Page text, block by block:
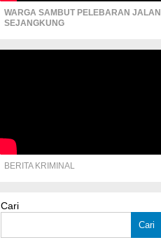
WARGA SAMBUT PELEBARAN JALAN
SEJANGKUNG
BERITA KRIMINAL
Cari
Cari